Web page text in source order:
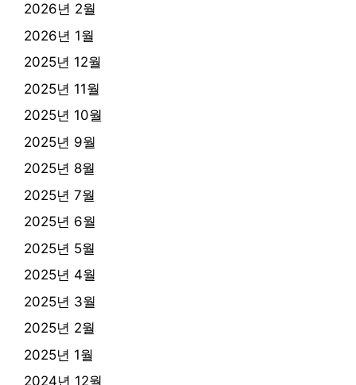
2026년 2월
2026년 1월
2025년 12월
2025년 11월
2025년 10월
2025년 9월
2025년 8월
2025년 7월
2025년 6월
2025년 5월
2025년 4월
2025년 3월
2025년 2월
2025년 1월
2024년 12월